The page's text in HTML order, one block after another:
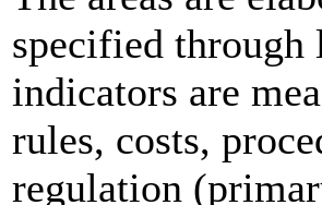
specified through
indicators are
rules, costs,
regulation